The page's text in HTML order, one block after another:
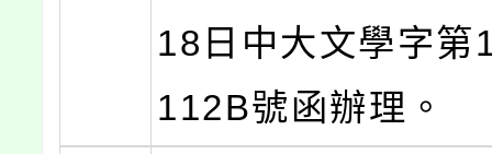
18日中大文學字第
112B號函辦理。